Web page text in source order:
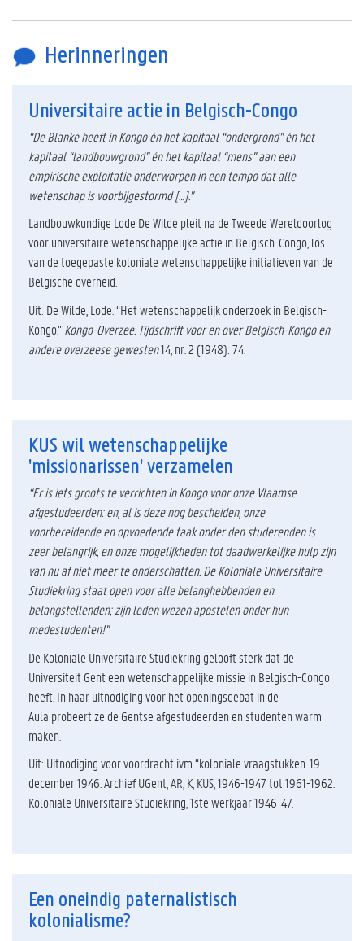
Herinneringen
Universitaire actie in Belgisch-Congo
“De Blanke heeft in Kongo én het kapitaal “ondergrond” én het
kapitaal “landbouwgrond” én het kapitaal “mens” aan een
empirische exploitatie onderworpen in een tempo dat alle
wetenschap is voorbijgestormd […].”
Landbouwkundige Lode De Wilde pleit na de Tweede Wereldoorlog
voor universitaire wetenschappelijke actie in Belgisch-Congo, los
van de toegepaste koloniale wetenschappelijke initiatieven van de
Belgische overheid.
Uit: De Wilde, Lode. “Het wetenschappelijk onderzoek in Belgisch-
Kongo.”Kongo-Overzee. Tijdschrift voor en over Belgisch-Kongo en
andere overzeese gewesten14, nr. 2 (1948): 74.
KUS wil wetenschappelijke
'missionarissen' verzamelen
“Er is iets groots te verrichten in Kongo voor onze Vlaamse
afgestudeerden: en, al is deze nog bescheiden, onze
voorbereidende en opvoedende taak onder den studerenden is
zeer belangrijk, en onze mogelijkheden tot daadwerkelijke hulp zijn
van nu af niet meer te onderschatten. De Koloniale Universitaire
Studiekring staat open voor alle belanghebbenden en
belangstellenden; zijn leden wezen apostelen onder hun
medestudenten!”
De Koloniale Universitaire Studiekring gelooft sterk dat de
Universiteit Gent een wetenschappelijke missie in Belgisch-Congo
heeft. In haar uitnodiging voor het openingsdebat in de
Aula probeert ze de Gentse afgestudeerden en studenten warm
maken.
Uit: Uitnodiging voor voordracht ivm “koloniale vraagstukken. 19
december 1946. Archief UGent, AR, K, KUS, 1946-1947 tot 1961-1962.
Koloniale Universitaire Studiekring, 1ste werkjaar 1946-47.
Een oneindig paternalistisch
kolonialisme?